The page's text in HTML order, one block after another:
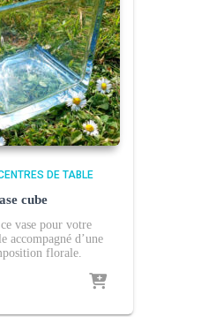
DE TABLE
cube
vase pour votre
accompagné d’une
florale.